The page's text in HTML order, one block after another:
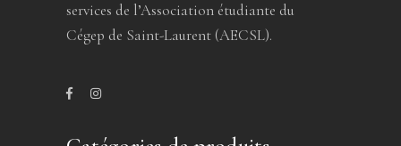
services de l’Association étudiante du
Cégep de Saint-Laurent (AECSL).